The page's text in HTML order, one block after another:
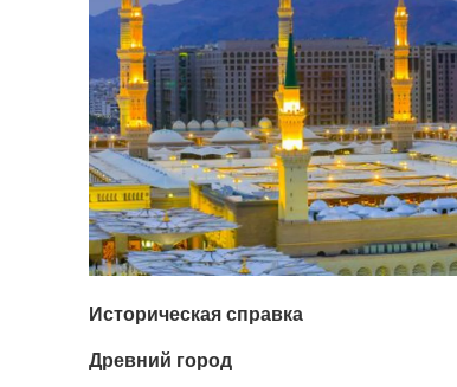
Историческая справка
Древний город